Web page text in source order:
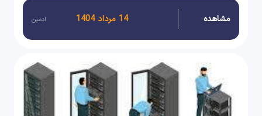
فقرات تداوم خدمات در زمان بحران محسوب می‌شوند.
مشاهده 14 مرداد 1404 ادمین